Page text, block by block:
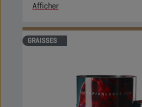
Afficher
GRAISSES